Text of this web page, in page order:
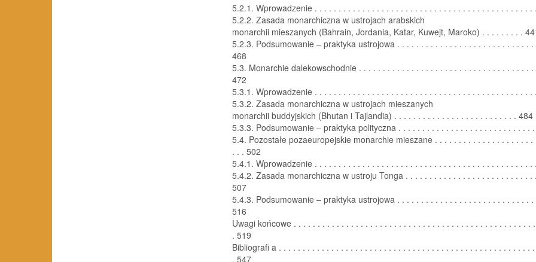
5.2.1. Wprowadzenie . . . . . . . . . . . . . . . . . . . . . . . . . . . . . . . . . . . . . . . . . . . . . .
5.2.2. Zasada monarchiczna w ustrojach arabskich
monarchii mieszanych (Bahrain, Jordania, Katar, Kuwejt, Maroko) . . . . . . . . .
5.2.3. Podsumowanie – praktyka ustrojowa . . . . . . . . . . . . . . . . . . . . . . . . . . . . .
468
5.3. Monarchie dalekowschodnie . . . . . . . . . . . . . . . . . . . . . . . . . . . . . . . . . . . . .
472
5.3.1. Wprowadzenie . . . . . . . . . . . . . . . . . . . . . . . . . . . . . . . . . . . . . . . . . . . . . .
5.3.2. Zasada monarchiczna w ustrojach mieszanych
monarchii buddyjskich (Bhutan i Tajlandia) . . . . . . . . . . . . . . . . . . . . . . . . . . 484
5.3.3. Podsumowanie – praktyka polityczna . . . . . . . . . . . . . . . . . . . . . . . . . . . .
5.4. Pozostałe pozaeuropejskie monarchie mieszane . . . . . . . . . . . . . . . . . . . . .
. . . 502
5.4.1. Wprowadzenie . . . . . . . . . . . . . . . . . . . . . . . . . . . . . . . . . . . . . . . . . . . . . .
5.4.2. Zasada monarchiczna w ustroju Tonga . . . . . . . . . . . . . . . . . . . . . . . . . . .
507
5.4.3. Podsumowanie – praktyka ustrojowa . . . . . . . . . . . . . . . . . . . . . . . . . . . . .
516
Uwagi końcowe . . . . . . . . . . . . . . . . . . . . . . . . . . . . . . . . . . . . . . . . . . . . . . . . . .
. 519
Bibliografi a . . . . . . . . . . . . . . . . . . . . . . . . . . . . . . . . . . . . . . . . . . . . . . . . . . . . .
. 547